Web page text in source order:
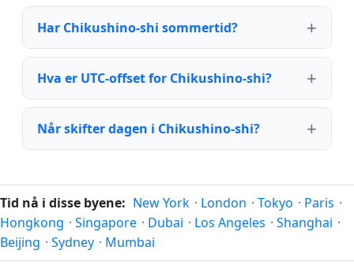
Har Chikushino-shi sommertid?
Hva er UTC-offset for Chikushino-shi?
Når skifter dagen i Chikushino-shi?
Tid nå i disse byene: New York · London · Tokyo · Paris ·
Hongkong · Singapore · Dubai · Los Angeles · Shanghai ·
Beijing · Sydney · Mumbai